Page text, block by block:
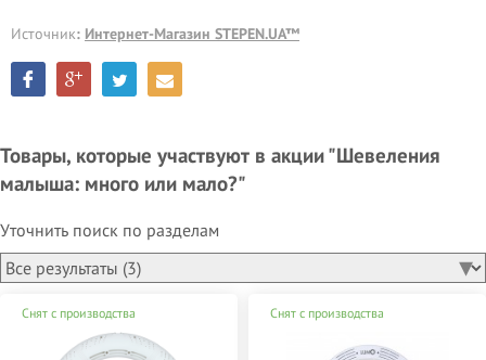
Источник: Интернет-Магазин STEPEN.UA™
Товары, которые участвуют в акции "Шевеления
малыша: много или мало?"
Уточнить поиск по разделам
Снят с производства Снят с производства